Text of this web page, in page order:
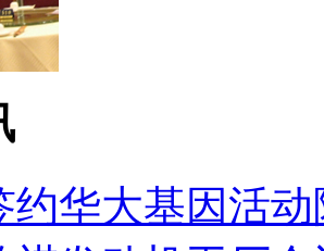
酒店
约华大基因活